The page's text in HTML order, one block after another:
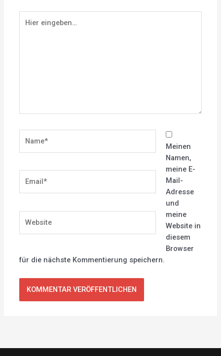
eingeben…
Meinen
Namen,
meine E-
Mail-
Adresse
und
meine
Website in
diesem
Browser
für die nächste Kommentierung speichern.